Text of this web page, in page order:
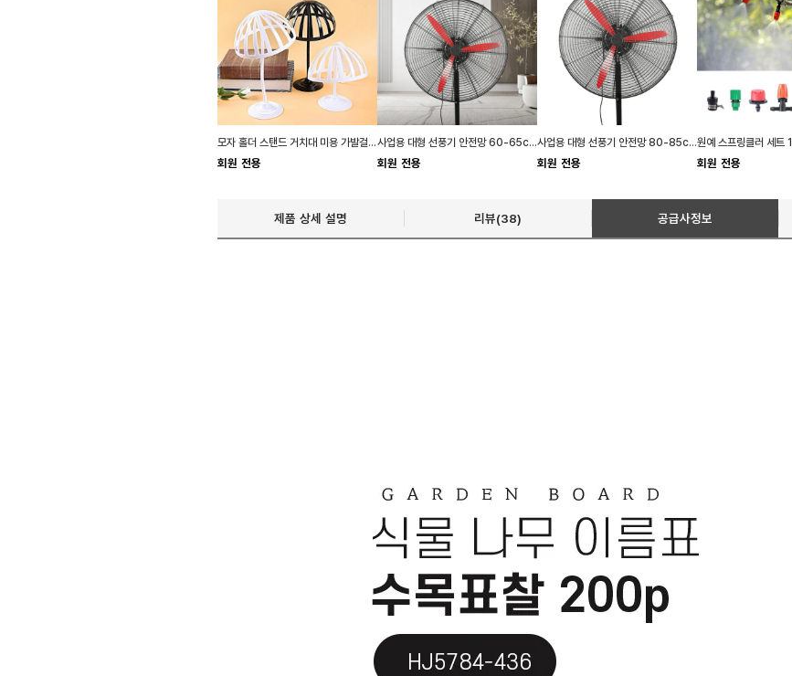
모자 홀더 스탠드 거치대 미용 가발걸이 진열대
회원 전용
사업용 대형 선풍기 안전망 60-65cm 대형 보호망 커버
회원 전용
사업용 대형 선풍기 안전망 80-85cm 특대형 보호망
회원 전용 회원 전용
제품 상세 설명 리뷰(38) 공급사정보